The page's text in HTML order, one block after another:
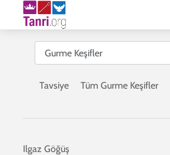
Tavsiye Tüm Gurme Keşifler
Ilgaz Göğüş